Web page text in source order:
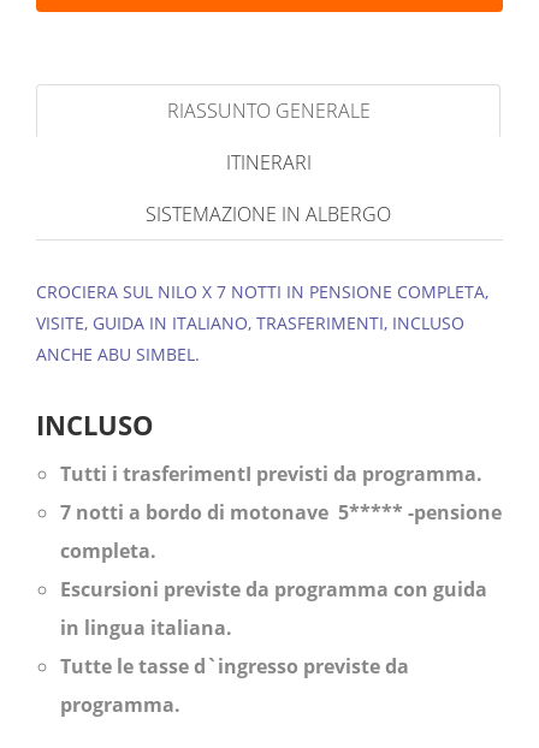
RIASSUNTO GENERALE
ITINERARI
SISTEMAZIONE IN ALBERGO
CROCIERA SUL NILO X 7 NOTTI IN PENSIONE COMPLETA,
VISITE, GUIDA IN ITALIANO, TRASFERIMENTI, INCLUSO
ANCHE ABU SIMBEL.
INCLUSO
Tutti i trasferimentI previsti da programma.
7 notti a bordo di motonave 5***** -pensione
completa.
Escursioni previste da programma con guida
in lingua italiana.
Tutte le tasse d`ingresso previste da
programma.